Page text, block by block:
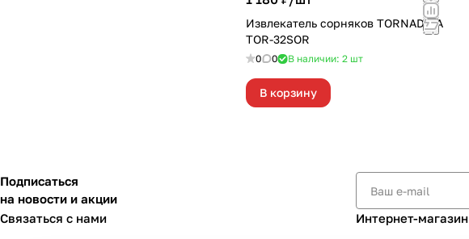
Извлекатель сорняков TORNADICA
TOR-32SOR
0 0 В наличии: 2 шт
В корзину
Подписаться
на новости и акции
Связаться с нами
Интернет-магазин